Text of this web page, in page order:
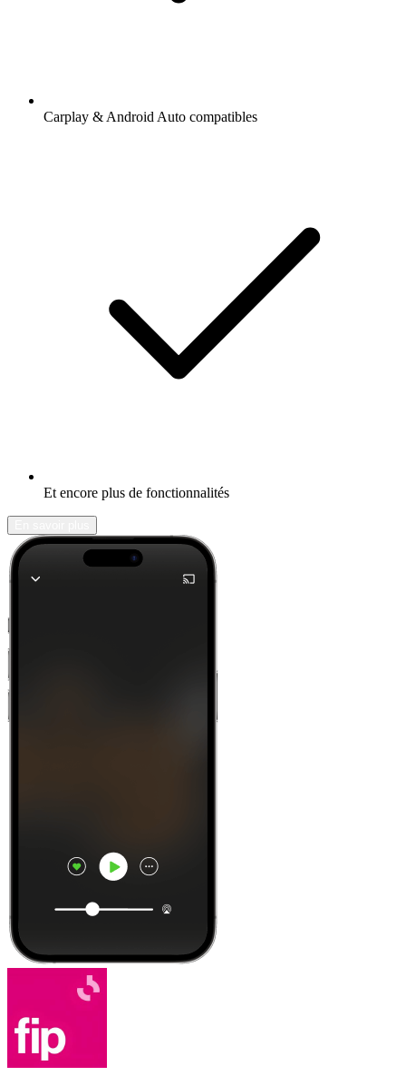
Carplay & Android Auto compatibles
Et encore plus de fonctionnalités